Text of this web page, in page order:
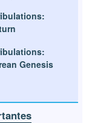
Genesis